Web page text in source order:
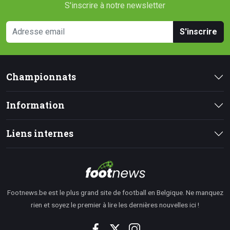
S'inscrire à notre newsletter
S'inscrire
Championnats
Information
Liens internes
Footnews.be est le plus grand site de football en Belgique. Ne manquez
rien et soyez le premier à lire les dernières nouvelles ici !